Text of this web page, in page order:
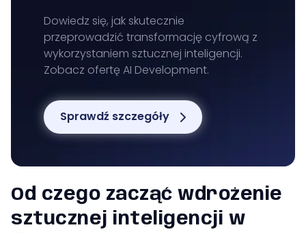
Dowiedz się, jak skutecznie
przeprowadzić transformację cyfrową z
wykorzystaniem sztucznej inteligencji.
Zobacz ofertę AI Development.
Sprawdź szczegóły
Od czego zacząć wdrożenie
sztucznej inteligencji w